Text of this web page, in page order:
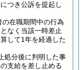
つき公訴を提起し
在職期間中の行為
なく当該一時差止
して1年を経過した
処分後に判明した事
支給を差し止める